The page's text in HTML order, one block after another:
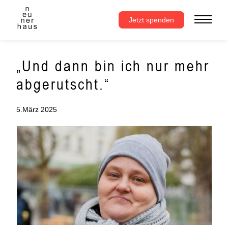
springen
Jetzt spenden
„Und dann bin ich nur mehr
abgerutscht.“
5.März 2025